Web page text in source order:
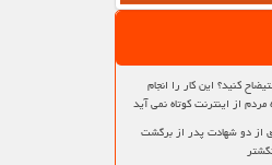
کنید؟ این کار را انجام
از اینترنت کوتاه نمی آید
از دو شهادت پدر از برگشت